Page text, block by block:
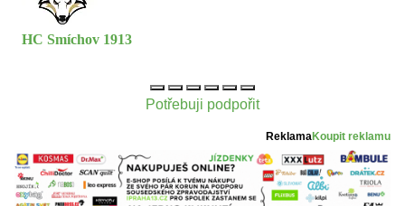
HC Smíchov 1913
Potřebuji podpořit
ReklamaKoupit reklamu